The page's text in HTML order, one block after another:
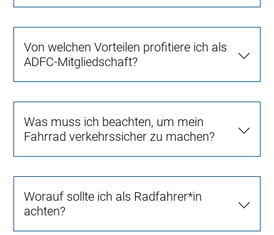
Von welchen Vorteilen profitiere ich als
ADFC-Mitgliedschaft?
Was muss ich beachten, um mein
Fahrrad verkehrssicher zu machen?
Worauf sollte ich als Radfahrer*in
achten?